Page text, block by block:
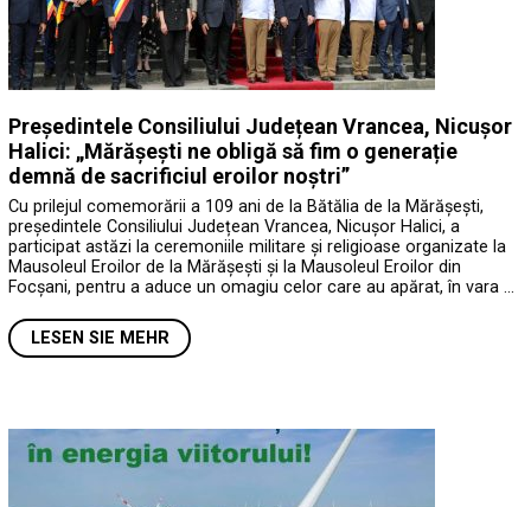
Președintele Consiliului Județean Vrancea, Nicușor
Halici: „Mărășești ne obligă să fim o generație
demnă de sacrificiul eroilor noștri”
Cu prilejul comemorării a 109 ani de la Bătălia de la Mărășești,
președintele Consiliului Județean Vrancea, Nicușor Halici, a
participat astăzi la ceremoniile militare și religioase organizate la
Mausoleul Eroilor de la Mărășești și la Mausoleul Eroilor din
Focșani, pentru a aduce un omagiu celor care au apărat, în vara …
LESEN SIE MEHR